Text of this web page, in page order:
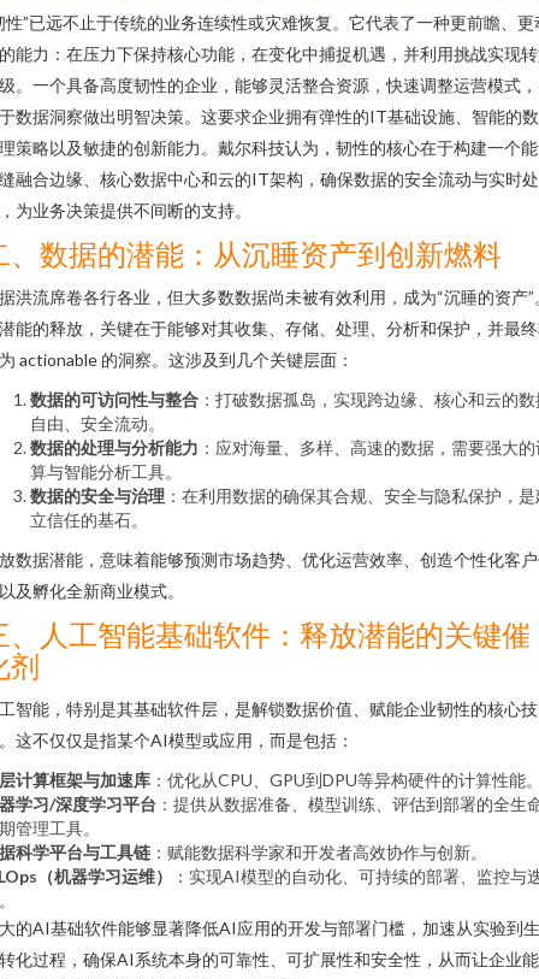
性”已远不止于传统的业务连续性或灾难恢复。它代表了一种更前瞻、更
能力：在压力下保持核心功能，在变化中捕捉机遇，并利用挑战实现
。一个具备高度韧性的企业，能够灵活整合资源，快速调整运营模式
数据洞察做出明智决策。这要求企业拥有弹性的IT基础设施、智能的
策略以及敏捷的创新能力。戴尔科技认为，韧性的核心在于构建一个
融合边缘、核心数据中心和云的IT架构，确保数据的安全流动与实时处
为业务决策提供不间断的支持。
、数据的潜能：从沉睡资产到创新燃料
洪流席卷各行各业，但大多数数据尚未被有效利用，成为“沉睡的资产”
能的释放，关键在于能够对其收集、存储、处理、分析和保护，并最
actionable 的洞察。这涉及到几个关键层面：
数据的可访问性与整合 ：打破数据孤岛，实现跨边缘、核心和云的
自由、安全流动。
数据的处理与分析能力 ：应对海量、多样、高速的数据，需要强大
算与智能分析工具。
数据的安全与治理 ：在利用数据的确保其合规、安全与隐私保护，
立信任的基石。
数据潜能，意味着能够预测市场趋势、优化运营效率、创造个性化客
及孵化全新商业模式。
、人工智能基础软件：释放潜能的关键催
剂
智能，特别是其基础软件层，是解锁数据价值、赋能企业韧性的核心技
这不仅仅是指某个AI模型或应用，而是包括：
计算框架与加速库 ：优化从CPU、GPU到DPU等异构硬件的计算性能
学习/深度学习平台 ：提供从数据准备、模型训练、评估到部署的全生
管理工具。
科学平台与工具链 ：赋能数据科学家和开发者高效协作与创新。
（机器学习运维）
：实现AI模型的自动化、可持续的部署、监控与
的AI基础软件能够显著降低AI应用的开发与部署门槛，加速从实验到
化过程，确保AI系统本身的可靠性、可扩展性和安全性，从而让企业